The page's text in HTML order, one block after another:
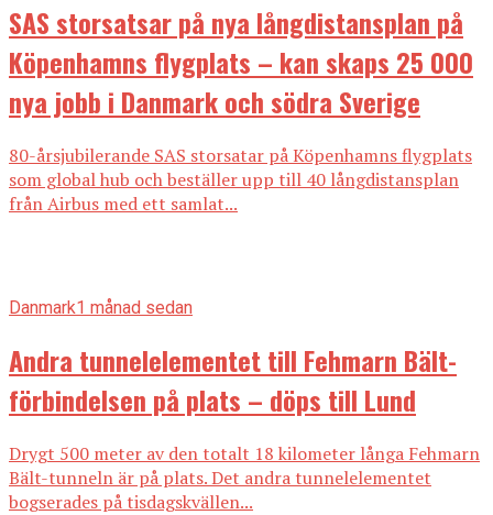
SAS storsatsar på nya långdistansplan på
Köpenhamns flygplats – kan skaps 25 000
nya jobb i Danmark och södra Sverige
80-årsjubilerande SAS storsatar på Köpenhamns flygplats
som global hub och beställer upp till 40 långdistansplan
från Airbus med ett samlat...
Danmark1 månad sedan
Andra tunnelelementet till Fehmarn Bält-
förbindelsen på plats – döps till Lund
Drygt 500 meter av den totalt 18 kilometer långa Fehmarn
Bält-tunneln är på plats. Det andra tunnelelementet
bogserades på tisdagskvällen...